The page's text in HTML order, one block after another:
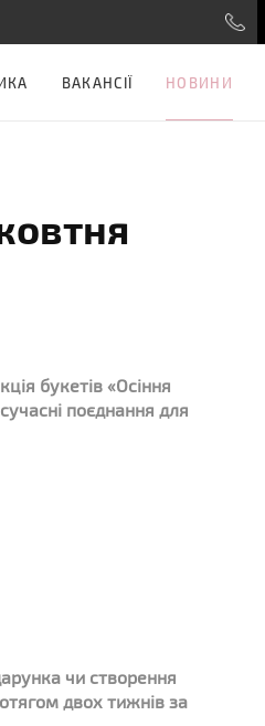
ВАКАНСІЇ НОВИНИ
букетів «Осіння
сучасні поєднання для
чи створення
двох тижнів за